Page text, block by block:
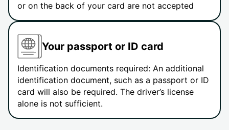
or on the back of your card are not accepted
Your passport or ID card
Identification documents required: An additional
identification document, such as a passport or ID
card will also be required. The driver’s license
alone is not sufficient.